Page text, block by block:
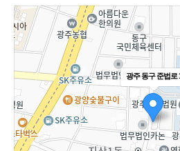
광주 동구 준법로